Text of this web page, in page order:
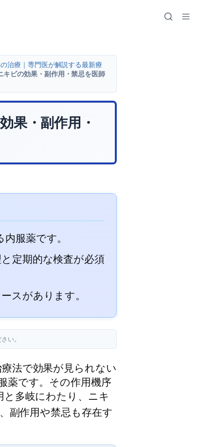
治療｜専門医が解説する最新療
ビの効果・副作用・禁忌を医師
果・副作用・
服薬です。
定期的な検査が必須
スがあります。
い。
法で効果が見られない
薬です。その作用機序
と多岐にわたり、ニキ
副作用や禁忌も存在す